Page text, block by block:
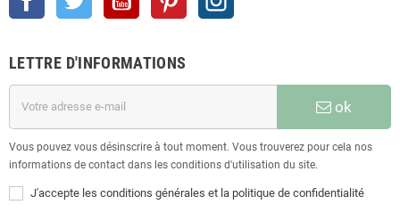
LETTRE D'INFORMATIONS
ok
Vous pouvez vous désinscrire à tout moment. Vous trouverez pour cela nos
informations de contact dans les conditions d'utilisation du site.
J'accepte les conditions générales et la politique de confidentialité